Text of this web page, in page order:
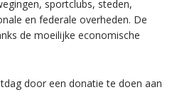
sportclubs, steden,
en federale overheden. De
de moeilijke economische
door een donatie te doen aan